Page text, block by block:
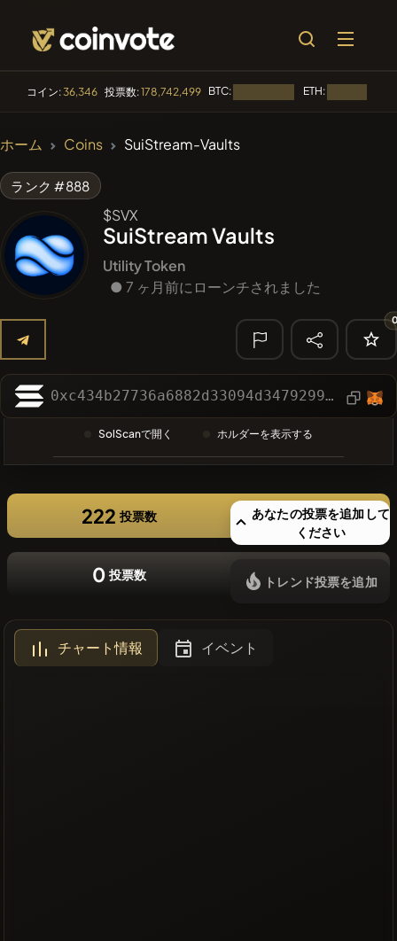
コイン:36,346 投票数:178,742,499 BTC: ETH:
FYRA FYRA
#278
Heap of hay HAY
#556
BullSync BULLSYNC
#1323
❌最近のコ
インはあり
ません
ホーム Coins SuiStream-Vaults
ランク #888
$SVX
SuiStream Vaults
Utility Token
● 7 ヶ月前にローンチされました
0xc434b27736a6882d33094d34792999702860a13c
SolScanで開く ホルダーを表示する
222 投票数
あなたの投票を追加して
ください
0 投票数 トレンド投票を追加
チャート情報 イベント